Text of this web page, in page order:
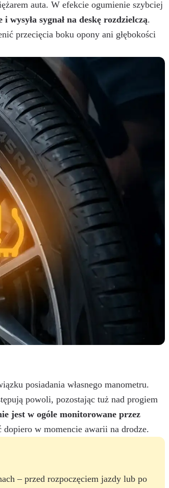
auta. W efekcie ogumienie szybciej
wysyła sygnał na deskę rozdzielczą.
przecięcia boku opony ani głębokości
posiadania własnego manometru.
powoli, pozostając tuż nad progiem
jest w ogóle monitorowane przez
w momencie awarii na drodze.
– przed rozpoczęciem jazdy lub po